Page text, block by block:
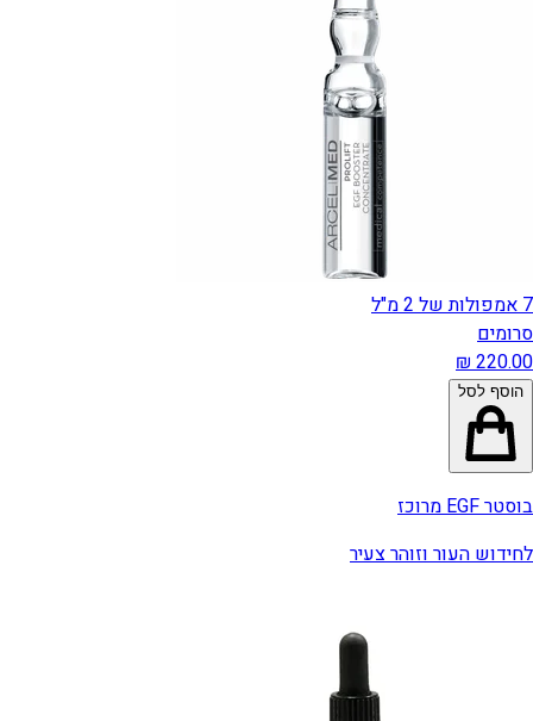
7 אמפולות של 2 מ"ל
סרומים
הוסף לסל
בוסטר EGF מרוכז
לחידוש העור וזוהר צעיר